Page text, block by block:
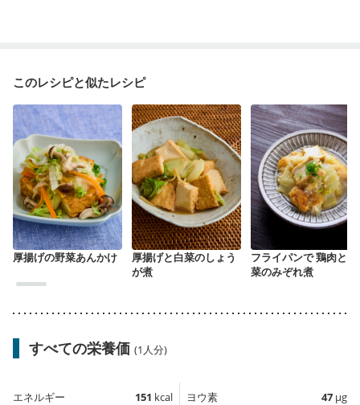
このレシピと似たレシピ
厚揚げの野菜あんかけ
厚揚げと白菜のしょう
が煮
フライパンで 鶏肉と白
菜のみぞれ煮
すべての栄養価 (1人分)
エネルギー 151 kcal
ヨウ素 47 µg